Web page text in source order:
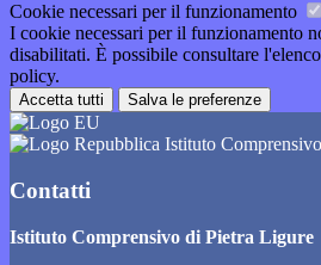
Cookie necessari per il funzionamento
I cookie necessari per il funzionamento
disabilitati. È possibile consultare
policy.
Accetta tutti Salva le preferenze
Istituto
Contatti
Istituto Comprensivo di Pietra Ligure